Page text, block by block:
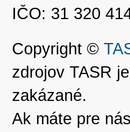
IČO: 31 320
Copyright ©
zdrojov TASR
zakázané.
Ak máte pre